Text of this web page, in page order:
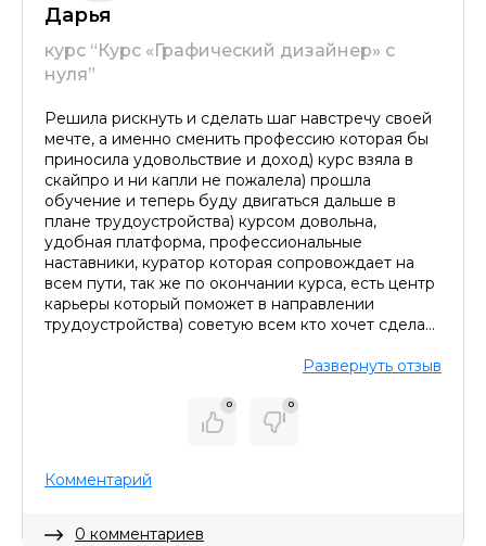
Дарья
курс “Курс «Графический дизайнер» с
нуля”
Решила рискнуть и сделать шаг навстречу своей
мечте, а именно сменить профессию которая бы
приносила удовольствие и доход) курс взяла в
скайпро и ни капли не пожалела) прошла
обучение и теперь буду двигаться дальше в
плане трудоустройства) курсом довольна,
удобная платформа, профессиональные
наставники, куратор которая сопровождает на
всем пути, так же по окончании курса, есть центр
карьеры который поможет в направлении
трудоустройства) советую всем кто хочет сделать
Любое развитие в себя это всегда плюс)Развернуть отзыв
0 0
Комментарий
0 комментариев
Оставить комментарий